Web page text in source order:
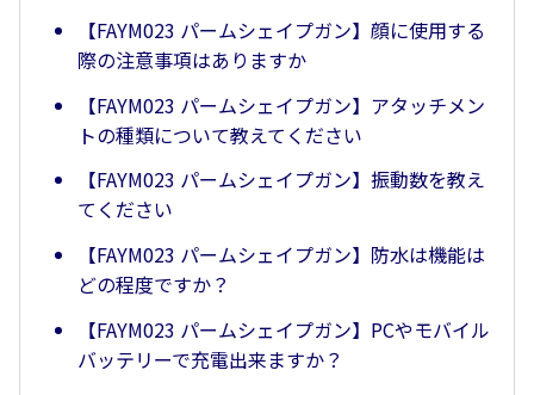
【FAYM023 パームシェイプガン】顔に使用する
際の注意事項はありますか
【FAYM023 パームシェイプガン】アタッチメン
トの種類について教えてください
【FAYM023 パームシェイプガン】振動数を教え
てください
【FAYM023 パームシェイプガン】防水は機能は
どの程度ですか？
【FAYM023 パームシェイプガン】PCやモバイル
バッテリーで充電出来ますか？